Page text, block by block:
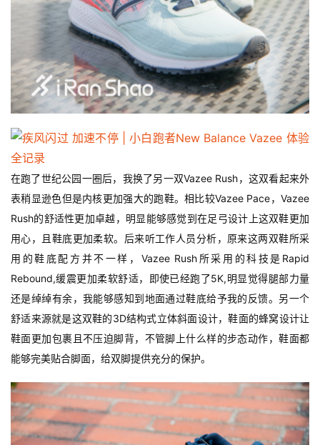
在跑了世纪公园一圈后，我换了另一双Vazee Rush，这双看起来外
表稍显逊色但是内核更加强大的跑鞋。相比较Vazee Pace，Vazee
Rush的舒适性更加卓越，明显能够感觉到在足弓设计上这双鞋更加
用心，且鞋底更加柔软。后来听工作人员分析，原来这两双鞋所采
用的鞋底配方并不一样，Vazee Rush所采用的科技是Rapid
Rebound,缓震更加柔软舒适，即使已经跑了5K,明显觉得腿部力量
还是绰绰有余，我能够感知到地面通过鞋底给予我的反馈。另一个
舒适来源就是这双鞋的3D结构式立体斜面设计，鞋面的蜂窝设计让
鞋面更加包裹且不压迫脚背，不管脚上什么样的步态动作，鞋面都
能够完美贴合脚面，给双脚提供充分的保护。